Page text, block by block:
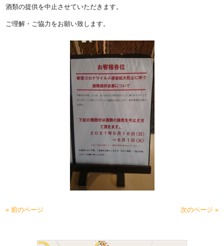
酒類の提供を中止させていただきます。
ご理解・ご協力をお願い致します。
« 前のページ 次のページ »